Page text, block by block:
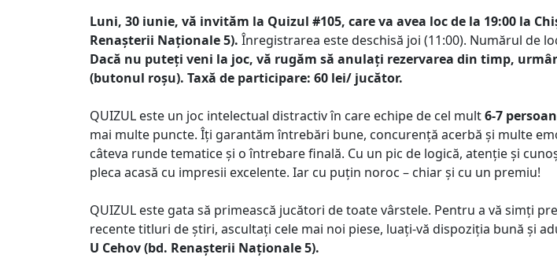
Luni, 30 iunie, vă invităm la Quizul #105, care va avea loc de la 19:00 la
Renașterii Naționale 5). Înregistrarea este deschisă joi (11:00). Numărul de
Dacă nu puteți veni la joc, vă rugăm să anulați rezervarea din timp,
(butonul roșu). Taxă de participare: 60 lei/ jucător.
QUIZUL este un joc intelectual distractiv în care echipe de cel mult6-7
mai multe puncte. Îți garantăm întrebări bune, concurență acerbă și multe
câteva runde tematice și o întrebare finală. Cu un pic de logică, atenție și
pleca acasă cu impresii excelente. Iar cu puțin noroc – chiar și cu un premiu!
QUIZUL este gata să primească jucători de toate vârstele. Pentru a vă simți
recente titluri de știri, ascultați cele mai noi piese, luați-vă dispoziția bună și
U Cehov (bd. Renașterii Naționale 5).